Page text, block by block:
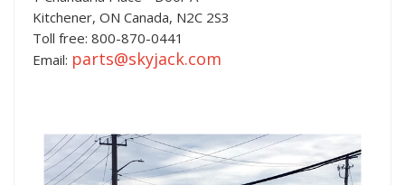
Kitchener, ON Canada, N2C 2S3
Toll free: 800-870-0441
Email: parts@skyjack.com